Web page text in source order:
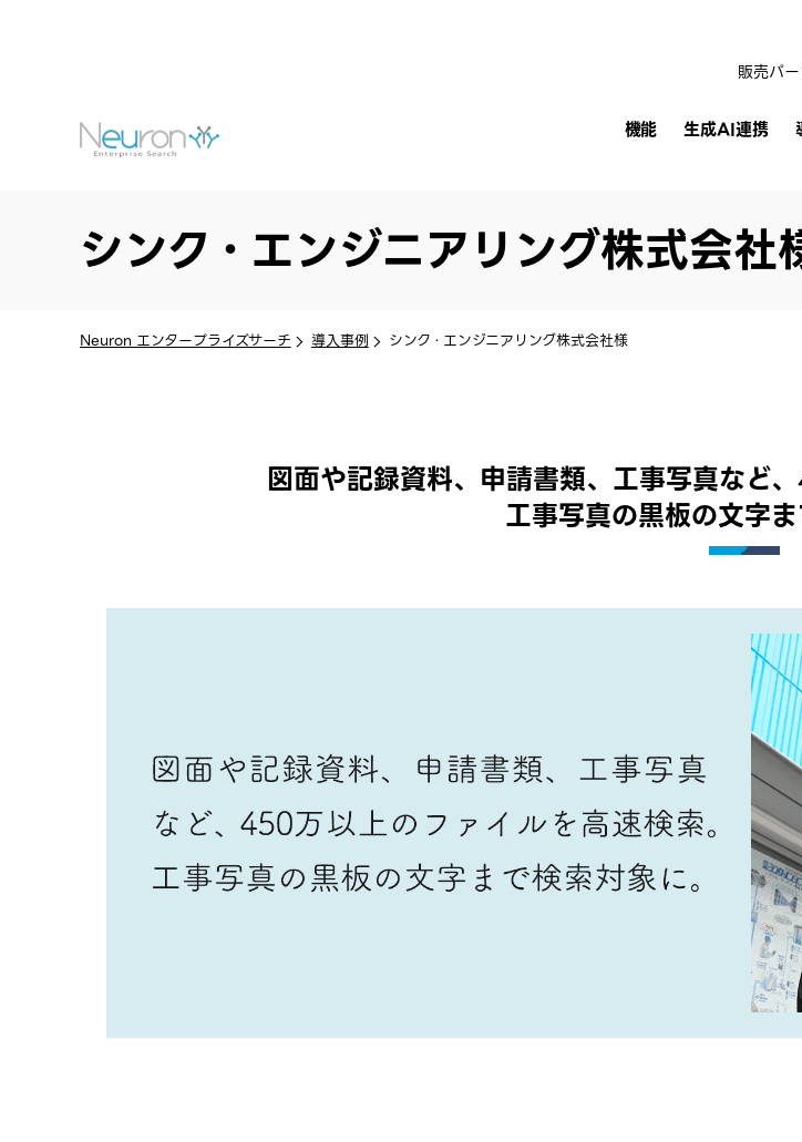
機能 生成AI連携
販売パ
シンク・エンジニアリング株式会社
Neuron エンタープライズサーチ 導入事例 シンク・エンジニアリング株式会社様
図面や記録資料、申請書類、工事写真など
工事写真の黒板の文字ま